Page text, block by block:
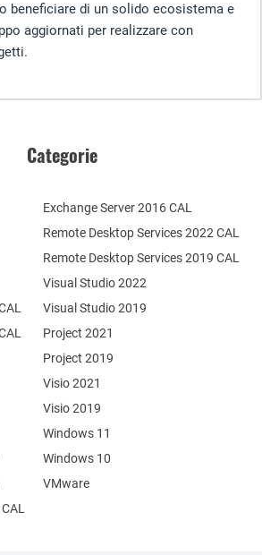
beneficiare di un solido ecosistema e
aggiornati per realizzare con
Categorie
Remote Desktop Services 2022 CAL
Remote Desktop Services 2019 CAL
Exchange Server 2016 CAL
Visual Studio 2022
Visual Studio 2019
Project 2021
Project 2019
Visio 2021
Visio 2019
Windows 11
Windows 10
VMware